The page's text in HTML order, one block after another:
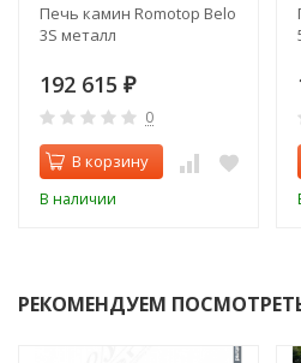
Печь камин Romotop Belo
3S металл
192 615 ₽
0
В корзину
В наличии
РЕКОМЕНДУЕМ